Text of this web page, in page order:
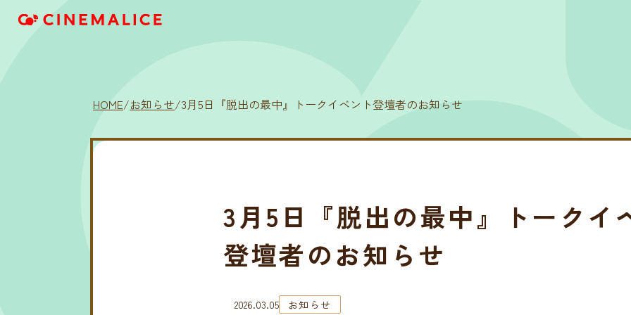
HOME/お知らせ/3月5日『脱出の最中』トークイベント登壇者のお知らせ
3月5日『脱出の最中』トークイ
登壇者のお知らせ
2026.03.05 お知らせ